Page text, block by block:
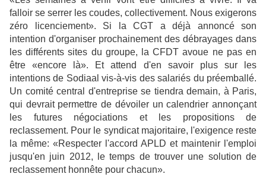
falloir se serrer les coudes, collectivement. Nous exigerons
zéro licenciement». Si la CGT a déjà annoncé son
intention d'organiser prochainement des débrayages dans
les différents sites du groupe, la CFDT avoue ne pas en
être «encore là». Et attend d'en savoir plus sur les
intentions de Sodiaal vis-à-vis des salariés du préemballé.
Un comité central d'entreprise se tiendra demain, à Paris,
qui devrait permettre de dévoiler un calendrier annonçant
les futures négociations et les propositions de
reclassement. Pour le syndicat majoritaire, l'exigence reste
la même: «Respecter l'accord APLD et maintenir l'emploi
jusqu'en juin 2012, le temps de trouver une solution de
reclassement honnête pour chacun».